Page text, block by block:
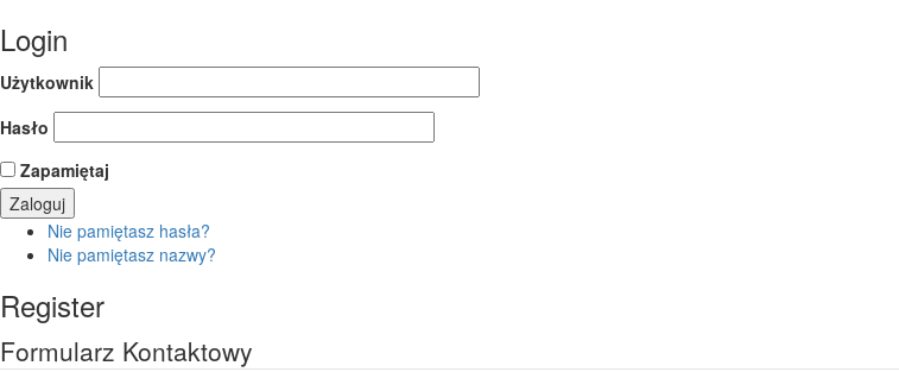
Login
Użytkownik
Hasło
Zapamiętaj
Nie pamiętasz hasła?
Nie pamiętasz nazwy?
Register
Formularz Kontaktowy